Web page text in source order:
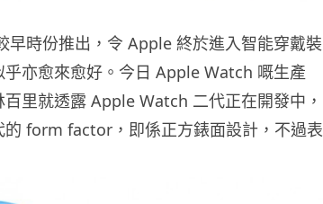
時份推出，令 Apple 終於進入智能穿戴裝
乎亦愈來愈好。今日 Apple Watch 嘅生產
里就透露 Apple Watch 二代正在開發中，
的 form factor，即係正方錶面設計，不過表